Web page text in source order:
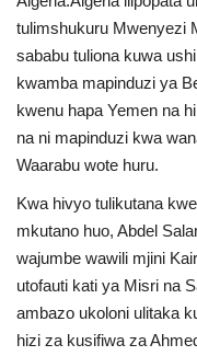
tulimshukuru Mwenyezi
sababu tuliona kuwa
kwamba mapinduzi ya
kwenu hapa Yemen na
na ni mapinduzi kwa
Waarabu wote huru.
Kwa hivyo tulikutana
mkutano huo, Abdel
wajumbe wawili mjini
utofauti kati ya Misri na
ambazo ukoloni ulitaka
hizi za kusifiwa za